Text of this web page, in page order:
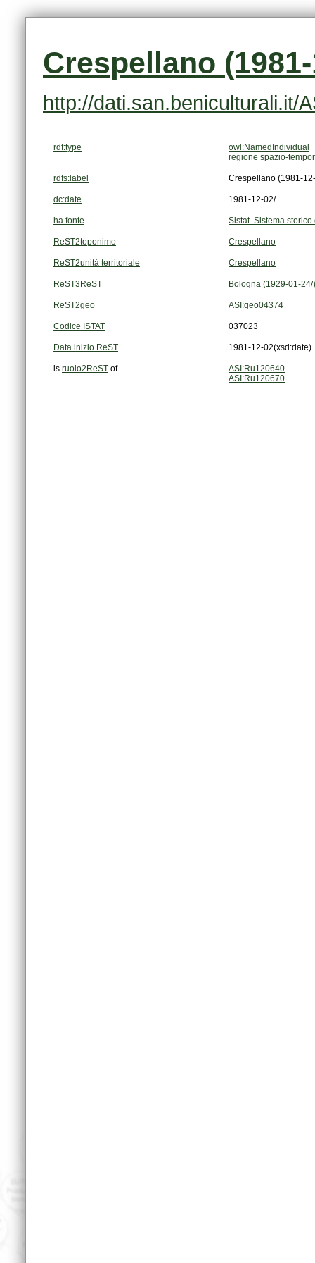
Crespellano
http://dati.san.beniculturali.it/
rdf:type
owl:NamedIndividual
regione spazio-
rdfs:label Crespellano (1981-
dc:date 1981-12-02/
ha fonte Sistat. Sistema
ReST2toponimo Crespellano
ReST2unità territoriale Crespellano
ReST3ReST Bologna (1929-01-24/)
ReST2geo ASI:geo04374
Codice ISTAT 037023
Data inizio ReST 1981-12-02(xsd:date)
is ruolo2ReST of
ASI:Ru120640
ASI:Ru120670